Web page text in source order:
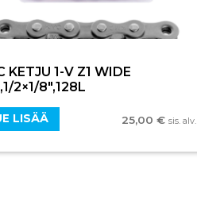
KETJU 1-V Z1 WIDE
2×1/8″,128L
25,00 € sis. alv.
LISÄÄ